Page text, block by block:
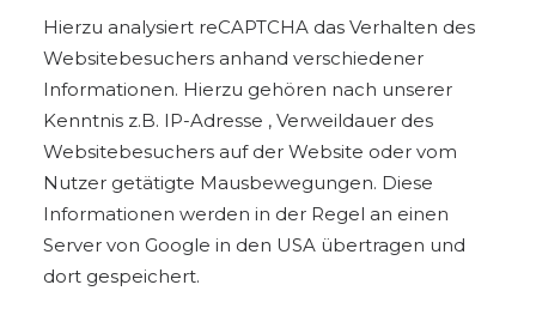
Hierzu analysiert reCAPTCHA das Verhalten des
Websitebesuchers anhand verschiedener
Informationen. Hierzu gehören nach unserer
Kenntnis z.B. IP-Adresse , Verweildauer des
Websitebesuchers auf der Website oder vom
Nutzer getätigte Mausbewegungen. Diese
Informationen werden in der Regel an einen
Server von Google in den USA übertragen und
dort gespeichert.